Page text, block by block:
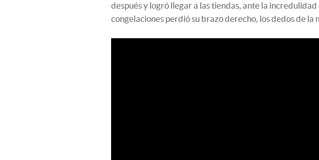
después y logró llegar a las tiendas, ante la
congelaciones perdió su brazo derecho, los dedos de la